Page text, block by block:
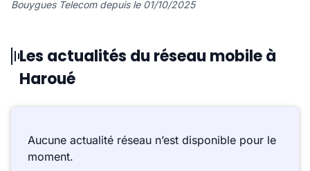
Bouygues Telecom depuis le 01/10/2025
Les actualités du réseau mobile à
Haroué
Aucune actualité réseau n’est disponible pour le
moment.